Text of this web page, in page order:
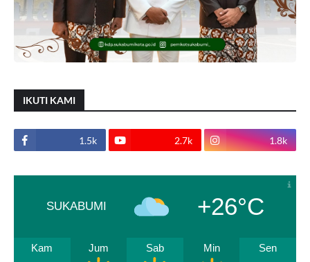
IKUTI KAMI
1.5k 2.7k 1.8k
SUKABUMI +26°C
Kam Jum Sab Min Sen